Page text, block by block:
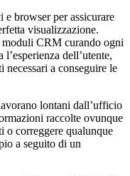
e browser per assicurare
visualizzazione.
moduli CRM curando ogni
dell’utente,
necessari a conseguire le
lontani dall’ufficio
raccolte ovunque
o correggere qualunque
a seguito di un